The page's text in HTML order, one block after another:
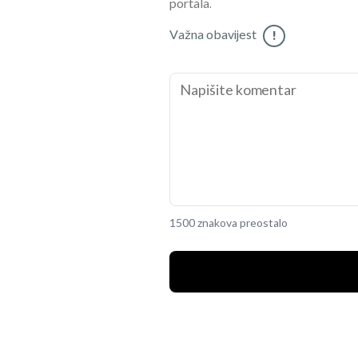
portala.
Važna obavijest !
1500 znakova preostalo